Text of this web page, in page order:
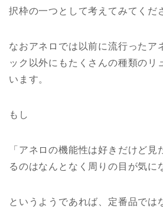
択枠の一つとして考えてみてくだ
なおアネロでは以前に流行ったア
ック以外にもたくさんの種類のリ
います。
もし
「アネロの機能性は好きだけど見
るのはなんとなく周りの目が気に
というようであれば、定番品では